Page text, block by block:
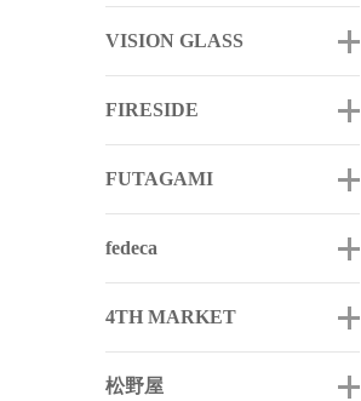
VISION GLASS
FIRESIDE
FUTAGAMI
fedeca
4TH MARKET
松野屋